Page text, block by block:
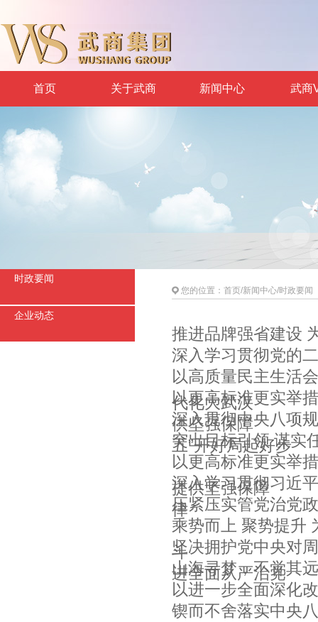
首页 关于武商 新闻中心 武商
时政要闻
企业动态
您的位置： 首页/新闻中心/时政要闻
推进品牌强省建设
深入学习贯彻党的
以高质量民主生活
代化大武汉
以更高标准更实举
供坚强保障
深入贯彻中央八项
五”开好局起好步
突出目标引领 谋实
以更高标准更实举
提供坚强保障
深入学习贯彻习近
律
压紧压实管党治党
乘势而上 聚势提升
斗
坚决拥护党中央对
进全面从严治党
山海寻梦，不觉其
以进一步全面深化
锲而不舍落实中央